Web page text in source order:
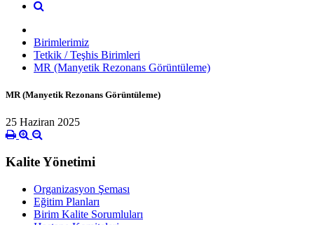
Birimlerimiz
Tetkik / Teşhis Birimleri
MR (Manyetik Rezonans Görüntüleme)
MR (Manyetik Rezonans Görüntüleme)
25 Haziran 2025
Kalite Yönetimi
Organizasyon Şeması
Eğitim Planları
Birim Kalite Sorumluları